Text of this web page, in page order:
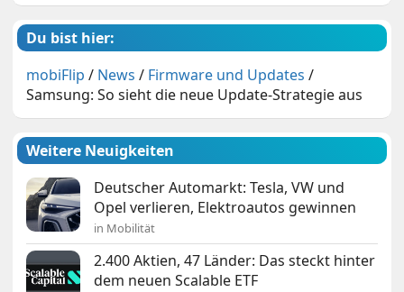
Du bist hier:
mobiFlip / News / Firmware und Updates /
Samsung: So sieht die neue Update-Strategie aus
Weitere Neuigkeiten
Deutscher Automarkt: Tesla, VW und
Opel verlieren, Elektroautos gewinnen
in Mobilität
2.400 Aktien, 47 Länder: Das steckt hinter
dem neuen Scalable ETF